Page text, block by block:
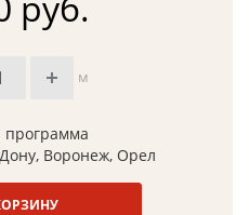
м
программа
Воронеж, Орел